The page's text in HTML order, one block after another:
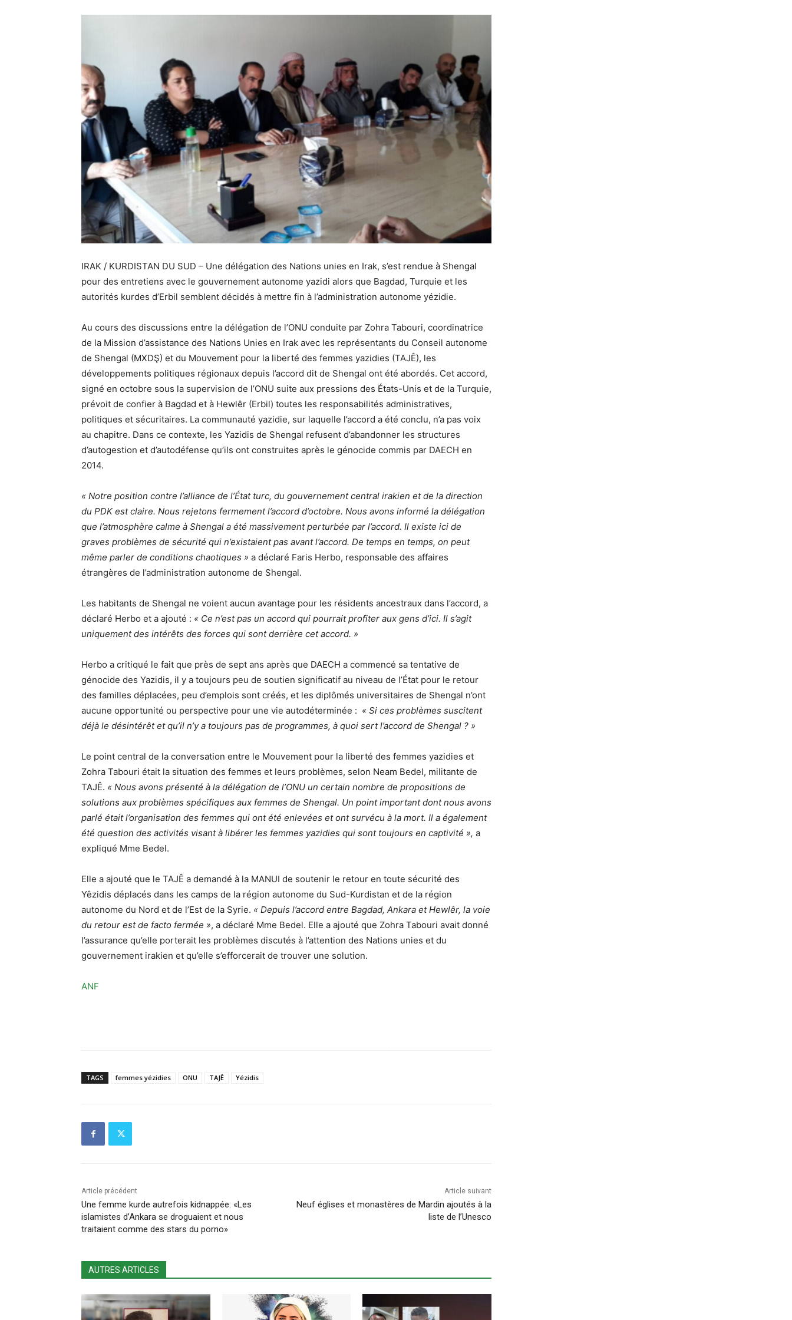
IRAK / KURDISTAN DU SUD – Une délégation des Nations unies en Irak, s’est rendue à Shengal
pour des entretiens avec le gouvernement autonome yazidi alors que Bagdad, Turquie et les
autorités kurdes d’Erbil semblent décidés à mettre fin à l’administration autonome yézidie.
Au cours des discussions entre la délégation de l’ONU conduite par Zohra Tabouri, coordinatrice
de la Mission d’assistance des Nations Unies en Irak avec les représentants du Conseil autonome
de Shengal (MXDŞ) et du Mouvement pour la liberté des femmes yazidies (TAJÊ), les
développements politiques régionaux depuis l’accord dit de Shengal ont été abordés. Cet accord,
signé en octobre sous la supervision de l’ONU suite aux pressions des États-Unis et de la Turquie,
prévoit de confier à Bagdad et à Hewlêr (Erbil) toutes les responsabilités administratives,
politiques et sécuritaires. La communauté yazidie, sur laquelle l’accord a été conclu, n’a pas voix
au chapitre. Dans ce contexte, les Yazidis de Shengal refusent d’abandonner les structures
d’autogestion et d’autodéfense qu’ils ont construites après le génocide commis par DAECH en
2014.
« Notre position contre l’alliance de l’État turc, du gouvernement central irakien et de la direction
du PDK est claire. Nous rejetons fermement l’accord d’octobre. Nous avons informé la délégation
que l’atmosphère calme à Shengal a été massivement perturbée par l’accord. Il existe ici de
graves problèmes de sécurité qui n’existaient pas avant l’accord. De temps en temps, on peut
même parler de conditions chaotiques » a déclaré Faris Herbo, responsable des affaires
étrangères de l’administration autonome de Shengal.
Les habitants de Shengal ne voient aucun avantage pour les résidents ancestraux dans l’accord, a
déclaré Herbo et a ajouté : « Ce n’est pas un accord qui pourrait profiter aux gens d’ici. Il s’agit
uniquement des intérêts des forces qui sont derrière cet accord. »
Herbo a critiqué le fait que près de sept ans après que DAECH a commencé sa tentative de
génocide des Yazidis, il y a toujours peu de soutien significatif au niveau de l’État pour le retour
des familles déplacées, peu d’emplois sont créés, et les diplômés universitaires de Shengal n’ont
aucune opportunité ou perspective pour une vie autodéterminée : « Si ces problèmes suscitent
déjà le désintérêt et qu’il n’y a toujours pas de programmes, à quoi sert l’accord de Shengal ? »
Le point central de la conversation entre le Mouvement pour la liberté des femmes yazidies et
Zohra Tabouri était la situation des femmes et leurs problèmes, selon Neam Bedel, militante de
TAJÊ. « Nous avons présenté à la délégation de l’ONU un certain nombre de propositions de
solutions aux problèmes spécifiques aux femmes de Shengal. Un point important dont nous avons
parlé était l’organisation des femmes qui ont été enlevées et ont survécu à la mort. Il a également
été question des activités visant à libérer les femmes yazidies qui sont toujours en captivité », a
expliqué Mme Bedel.
Elle a ajouté que le TAJÊ a demandé à la MANUI de soutenir le retour en toute sécurité des
Yêzidis déplacés dans les camps de la région autonome du Sud-Kurdistan et de la région
autonome du Nord et de l’Est de la Syrie. « Depuis l’accord entre Bagdad, Ankara et Hewlêr, la voie
du retour est de facto fermée », a déclaré Mme Bedel. Elle a ajouté que Zohra Tabouri avait donné
l’assurance qu’elle porterait les problèmes discutés à l’attention des Nations unies et du
gouvernement irakien et qu’elle s’efforcerait de trouver une solution.
ANF
TAGS femmes yézidies ONU TAJÊ Yézidis
Article précédent
Une femme kurde autrefois kidnappée: «Les
islamistes d’Ankara se droguaient et nous
traitaient comme des stars du porno»
Article suivant
Neuf églises et monastères de Mardin ajoutés à la
liste de l’Unesco
AUTRES ARTICLES